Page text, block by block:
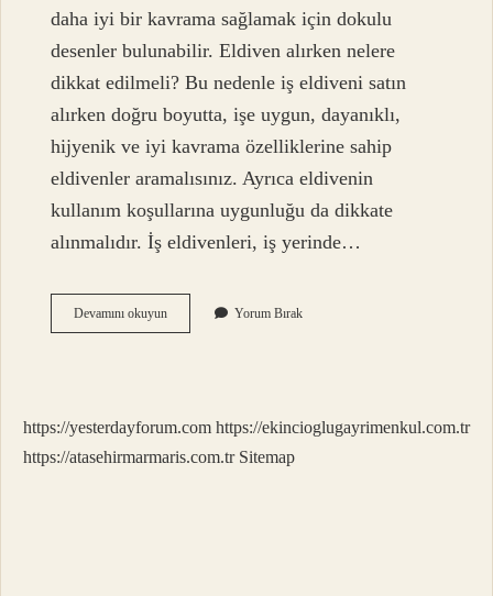
daha iyi bir kavrama sağlamak için dokulu
desenler bulunabilir. Eldiven alırken nelere
dikkat edilmeli? Bu nedenle iş eldiveni satın
alırken doğru boyutta, işe uygun, dayanıklı,
hijyenik ve iyi kavrama özelliklerine sahip
eldivenler aramalısınız. Ayrıca eldivenin
kullanım koşullarına uygunluğu da dikkate
alınmalıdır. İş eldivenleri, iş yerinde…
Devamını okuyunHangi
Eldiven
Yorum Bırak
https://yesterdayforum.com https://ekincioglugayrimenkul.com.tr
https://atasehirmarmaris.com.tr Sitemap